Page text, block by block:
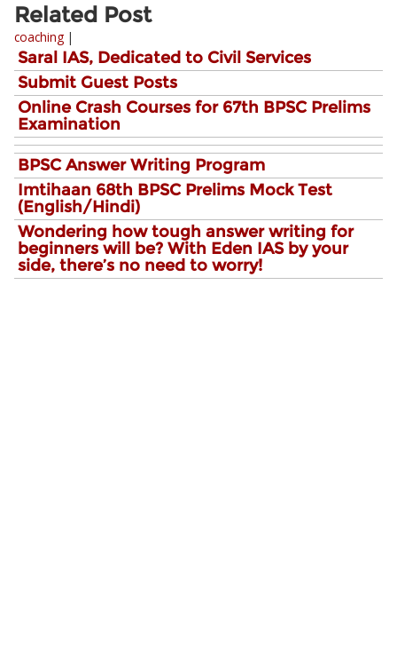
Related Post
coaching |
Saral IAS, Dedicated to Civil Services
Submit Guest Posts
Online Crash Courses for 67th BPSC Prelims
Examination
BPSC Answer Writing Program
Imtihaan 68th BPSC Prelims Mock Test
(English/Hindi)
Wondering how tough answer writing for
beginners will be? With Eden IAS by your
side, there’s no need to worry!